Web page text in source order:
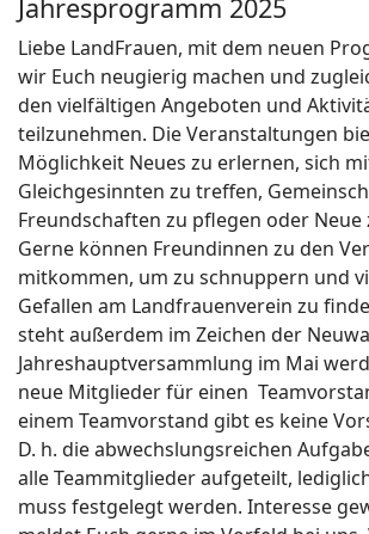
Jahresprogramm 2025
Liebe LandFrauen, mit dem neuen
wir Euch neugierig machen und
den vielfältigen Angeboten und
teilzunehmen. Die Veranstaltungen
Möglichkeit Neues zu erlernen, sich
Gleichgesinnten zu treffen,
Freundschaften zu pflegen oder Neue
Gerne können Freundinnen zu den
mitkommen, um zu schnuppern und
Gefallen am Landfrauenverein zu
steht außerdem im Zeichen der
Jahreshauptversammlung im Mai
neue Mitglieder für einen
einem Teamvorstand gibt es keine
D. h. die abwechslungsreichen
alle Teammitglieder aufgeteilt,
muss festgelegt werden. Interesse